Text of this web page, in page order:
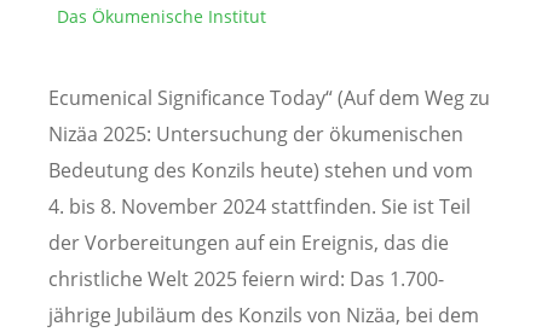
Das Ökumenische Institut
Ecumenical Significance Today“ (Auf dem Weg zu
Nizäa 2025: Untersuchung der ökumenischen
Bedeutung des Konzils heute) stehen und vom
4. bis 8. November 2024 stattfinden. Sie ist Teil
der Vorbereitungen auf ein Ereignis, das die
christliche Welt 2025 feiern wird: Das 1.700-
jährige Jubiläum des Konzils von Nizäa, bei dem